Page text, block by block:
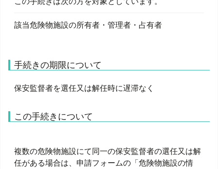
該当危険物施設の所有者・管理者・占有者
手続きの期限について
保安監督者を選任又は解任時に遅滞なく
この手続きについて
複数の危険物施設にて同一の保安監督者の選任又は解
任がある場合は、申請フォームの「危険物施設の情